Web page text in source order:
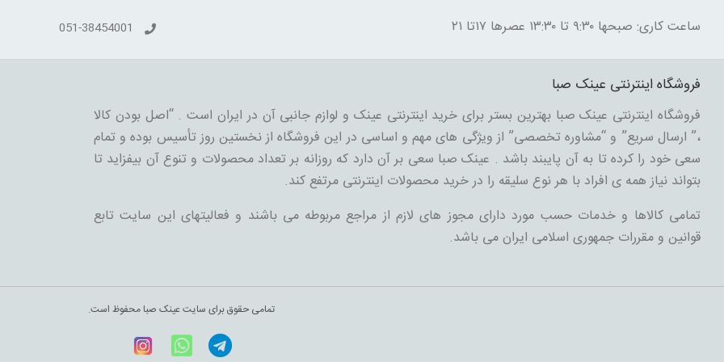
ساعت کاری: صبحها ۹:۳۰ تا ۱۳:۳۰ عصرها ۱۷تا ۲۱ 051-38454001
فروشگاه اینترنتی عینک صبا
فروشگاه اینترنتی عینک صبا بهترین بستر برای خرید اینترنتی عینک و لوازم جانبی آن در ایران است . “اصل بودن کالا
،” ارسال سریع” و “مشاوره تخصصی” از ویژگی های مهم و اساسی در این فروشگاه از نخستین روز تأسیس بوده و تمام
سعی خود را کرده تا به آن پایبند باشد . عینک صبا سعی بر آن دارد که روزانه بر تعداد محصولات و تنوع آن بیفزاید تا
بتواند نیاز همه ی افراد با هر نوع سلیقه را در خرید محصولات اینترنتی مرتفع کند.
تمامی کالاها و خدمات حسب مورد دارای مجوز های لازم از مراجع مربوطه می باشند و فعالیتهای این سایت تابع
قوانین و مقررات جمهوری اسلامی ایران می باشد.
تمامی حقوق برای سایت عینک صبا محفوظ است.
Telegram
WhatsApp
اینستاگرام